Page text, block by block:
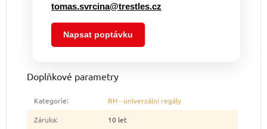
tomas.svrcina@trestles.cz
Napsat poptávku
Doplňkové parametry
Kategorie:
RH - univerzální regály
Záruka:
10 let